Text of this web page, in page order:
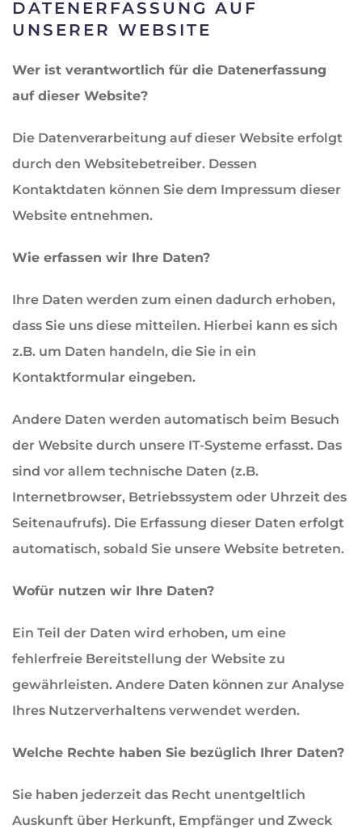
DATENERFASSUNG AUF
UNSERER WEBSITE
Wer ist verantwortlich für die Datenerfassung
auf dieser Website?
Die Datenverarbeitung auf dieser Website erfolgt
durch den Websitebetreiber. Dessen
Kontaktdaten können Sie dem Impressum dieser
Website entnehmen.
Wie erfassen wir Ihre Daten?
Ihre Daten werden zum einen dadurch erhoben,
dass Sie uns diese mitteilen. Hierbei kann es sich
z.B. um Daten handeln, die Sie in ein
Kontaktformular eingeben.
Andere Daten werden automatisch beim Besuch
der Website durch unsere IT-Systeme erfasst. Das
sind vor allem technische Daten (z.B.
Internetbrowser, Betriebssystem oder Uhrzeit des
Seitenaufrufs). Die Erfassung dieser Daten erfolgt
automatisch, sobald Sie unsere Website betreten.
Wofür nutzen wir Ihre Daten?
Ein Teil der Daten wird erhoben, um eine
fehlerfreie Bereitstellung der Website zu
gewährleisten. Andere Daten können zur Analyse
Ihres Nutzerverhaltens verwendet werden.
Welche Rechte haben Sie bezüglich Ihrer Daten?
Sie haben jederzeit das Recht unentgeltlich
Auskunft über Herkunft, Empfänger und Zweck